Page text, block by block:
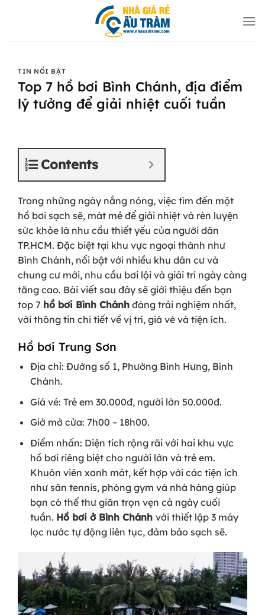
TIN NỔI BẬT
Top 7 hồ bơi Bình Chánh, địa điểm
lý tưởng để giải nhiệt cuối tuần
Contents
Trong những ngày nắng nóng, việc tìm đến một
hồ bơi sạch sẽ, mát mẻ để giải nhiệt và rèn luyện
sức khỏe là nhu cầu thiết yếu của người dân
TP.HCM. Đặc biệt tại khu vực ngoại thành như
Bình Chánh, nổi bật với nhiều khu dân cư và
chung cư mới, nhu cầu bơi lội và giải trí ngày càng
tăng cao. Bài viết sau đây sẽ giới thiệu đến bạn
top 7 hồ bơi Bình Chánh đáng trải nghiệm nhất,
với thông tin chi tiết về vị trí, giá vé và tiện ích.
Hồ bơi Trung Sơn
Địa chỉ: Đường số 1, Phường Bình Hưng, Bình
Chánh.
Giá vé: Trẻ em 30.000đ, người lớn 50.000đ.
Giờ mở cửa: 7h00 – 18h00.
Điểm nhấn: Diện tích rộng rãi với hai khu vực
hồ bơi riêng biệt cho người lớn và trẻ em.
Khuôn viên xanh mát, kết hợp với các tiện ích
như sân tennis, phòng gym và nhà hàng giúp
bạn có thể thư giãn trọn vẹn cả ngày cuối
tuần. Hồ bơi ở Bình Chánh với thiết lập 3 máy
lọc nước tự động liên tục, đảm bảo sạch sẽ.